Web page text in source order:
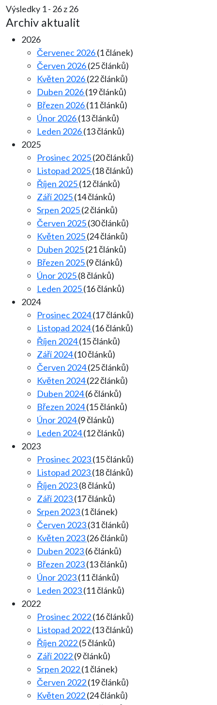
Výsledky 1 - 26 z 26
Archiv aktualit
2026
Červenec 2026(1 článek)
Červen 2026(25 článků)
Květen 2026(22 článků)
Duben 2026(19 článků)
Březen 2026(11 článků)
Únor 2026(13 článků)
Leden 2026(13 článků)
2025
Prosinec 2025(20 článků)
Listopad 2025(18 článků)
Říjen 2025(12 článků)
Září 2025(14 článků)
Srpen 2025(2 článků)
Červen 2025(30 článků)
Květen 2025(24 článků)
Duben 2025(21 článků)
Březen 2025(9 článků)
Únor 2025(8 článků)
Leden 2025(16 článků)
2024
Prosinec 2024(17 článků)
Listopad 2024(16 článků)
Říjen 2024(15 článků)
Září 2024(10 článků)
Červen 2024(25 článků)
Květen 2024(22 článků)
Duben 2024(6 článků)
Březen 2024(15 článků)
Únor 2024(9 článků)
Leden 2024(12 článků)
2023
Prosinec 2023(15 článků)
Listopad 2023(18 článků)
Říjen 2023(8 článků)
Září 2023(17 článků)
Srpen 2023(1 článek)
Červen 2023(31 článků)
Květen 2023(26 článků)
Duben 2023(6 článků)
Březen 2023(13 článků)
Únor 2023(11 článků)
Leden 2023(11 článků)
2022
Prosinec 2022(16 článků)
Listopad 2022(13 článků)
Říjen 2022(5 článků)
Září 2022(9 článků)
Srpen 2022(1 článek)
Červen 2022(19 článků)
Květen 2022(24 článků)